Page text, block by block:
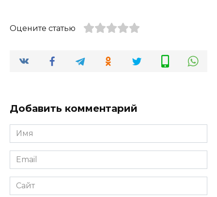
Оцените статью
Добавить комментарий
Имя
*
Email
*
Сайт